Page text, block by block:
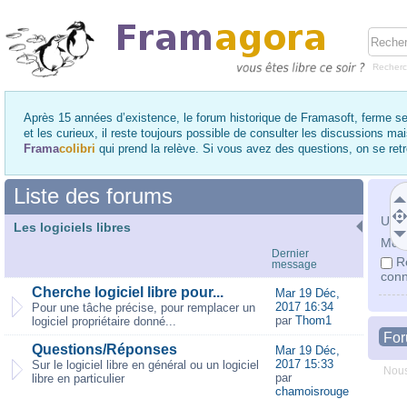
Après 15 années d’existence, le forum historique de Framasoft, ferme
et les curieux, il reste toujours possible de consulter les discussions
Framacolibri qui prend la relève. Si vous avez des questions, on se
Mot
Liste des forums
Les logiciels libres
Dernier
message
Cherche logiciel libre pour...
Pour une tâche précise, pour remplacer un
logiciel propriétaire donné...
Mar 19 Déc,
2017 16:34
par Thom1
Questions/Réponses
Sur le logiciel libre en général ou un logiciel
libre en particulier
Mar 19 Déc,
2017 15:33
par
chamoisrouge